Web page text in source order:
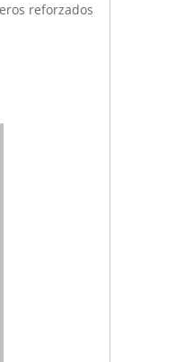
reforzados